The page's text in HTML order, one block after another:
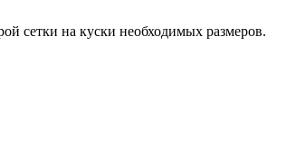
сетки на куски необходимых размеров.